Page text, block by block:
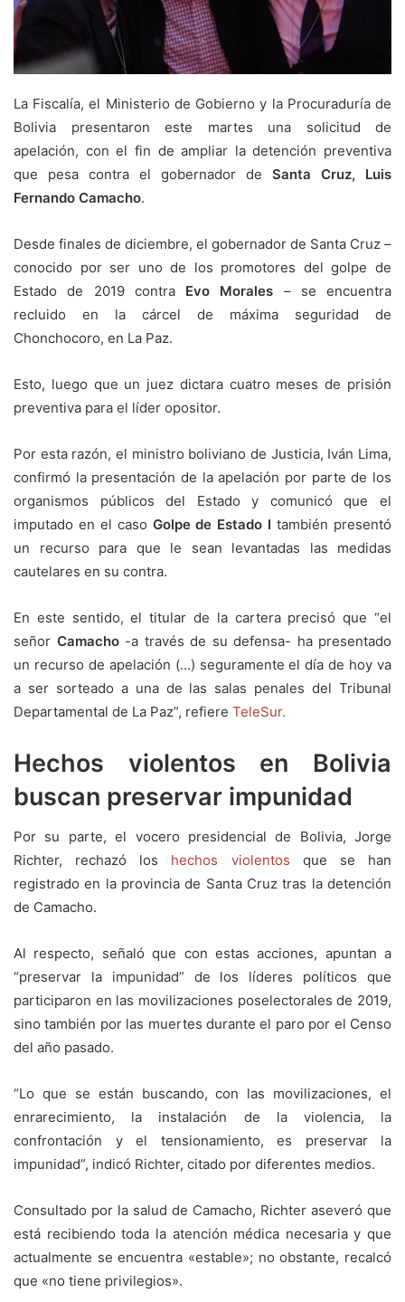
La Fiscalía, el Ministerio de Gobierno y la Procuraduría de
Bolivia presentaron este martes una solicitud de
apelación, con el fin de ampliar la detención preventiva
que pesa contra el gobernador de Santa Cruz, Luis
Fernando Camacho.
Desde finales de diciembre, el gobernador de Santa Cruz –
conocido por ser uno de los promotores del golpe de
Estado de 2019 contra Evo Morales – se encuentra
recluido en la cárcel de máxima seguridad de
Chonchocoro, en La Paz.
Esto, luego que un juez dictara cuatro meses de prisión
preventiva para el líder opositor.
Por esta razón, el ministro boliviano de Justicia, Iván Lima,
confirmó la presentación de la apelación por parte de los
organismos públicos del Estado y comunicó que el
imputado en el caso Golpe de Estado I también presentó
un recurso para que le sean levantadas las medidas
cautelares en su contra.
En este sentido, el titular de la cartera precisó que “el
señor Camacho-a través de su defensa- ha presentado
un recurso de apelación (…) seguramente el día de hoy va
a ser sorteado a una de las salas penales del Tribunal
Departamental de La Paz”, refiere TeleSur.
Hechos violentos en Bolivia
buscan preservar impunidad
Por su parte, el vocero presidencial de Bolivia, Jorge
Richter, rechazó los hechos violentos que se han
registrado en la provincia de Santa Cruz tras la detención
de Camacho.
Al respecto, señaló que con estas acciones, apuntan a
“preservar la impunidad” de los líderes políticos que
participaron en las movilizaciones poselectorales de 2019,
sino también por las muertes durante el paro por el Censo
del año pasado.
“Lo que se están buscando, con las movilizaciones, el
enrarecimiento, la instalación de la violencia, la
confrontación y el tensionamiento, es preservar la
impunidad”, indicó Richter, citado por diferentes medios.
Consultado por la salud de Camacho, Richter aseveró que
está recibiendo toda la atención médica necesaria y que
actualmente se encuentra «estable»; no obstante, recalcó
que «no tiene privilegios».